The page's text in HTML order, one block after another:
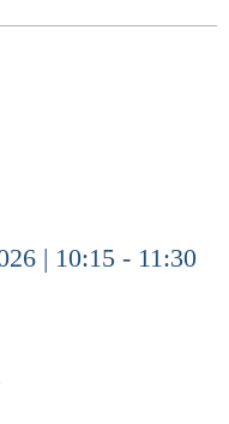
| 10:15 - 11:30